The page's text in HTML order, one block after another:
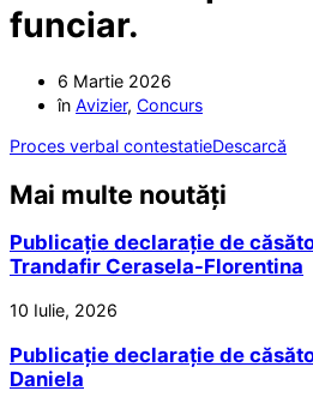
funciar.
6 Martie 2026
în Avizier, Concurs
Proces verbal contestatieDescarcă
Mai multe noutăți
Publicație declarație de
Trandafir Cerasela-Florentina
10 Iulie, 2026
Publicație declarație de
Daniela